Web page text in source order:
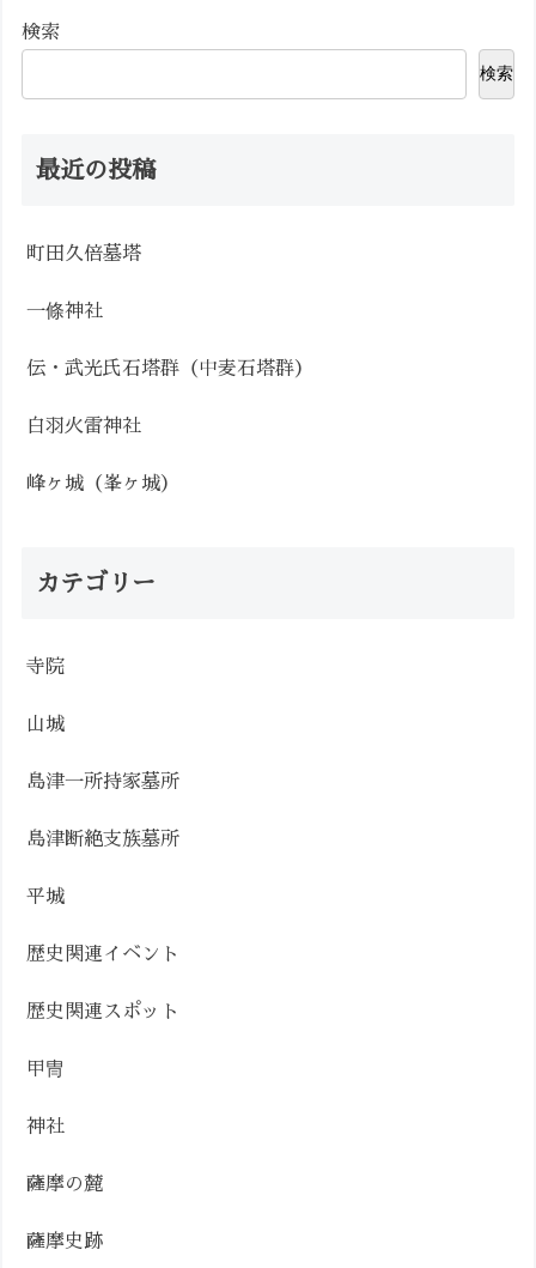
検索
検索
最近の投稿
町田久倍墓塔
一條神社
伝・武光氏石塔群（中麦石塔群）
白羽火雷神社
峰ヶ城（峯ヶ城）
カテゴリー
寺院
山城
島津一所持家墓所
島津断絶支族墓所
平城
歴史関連イベント
歴史関連スポット
甲冑
神社
薩摩の麓
薩摩史跡